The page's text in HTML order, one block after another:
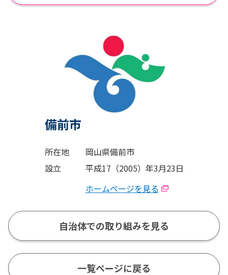
備前市
所在地
岡山県備前市
設立
平成17（2005）年3月23日
ホームページを見る
自治体での取り組みを見る
一覧ページに戻る